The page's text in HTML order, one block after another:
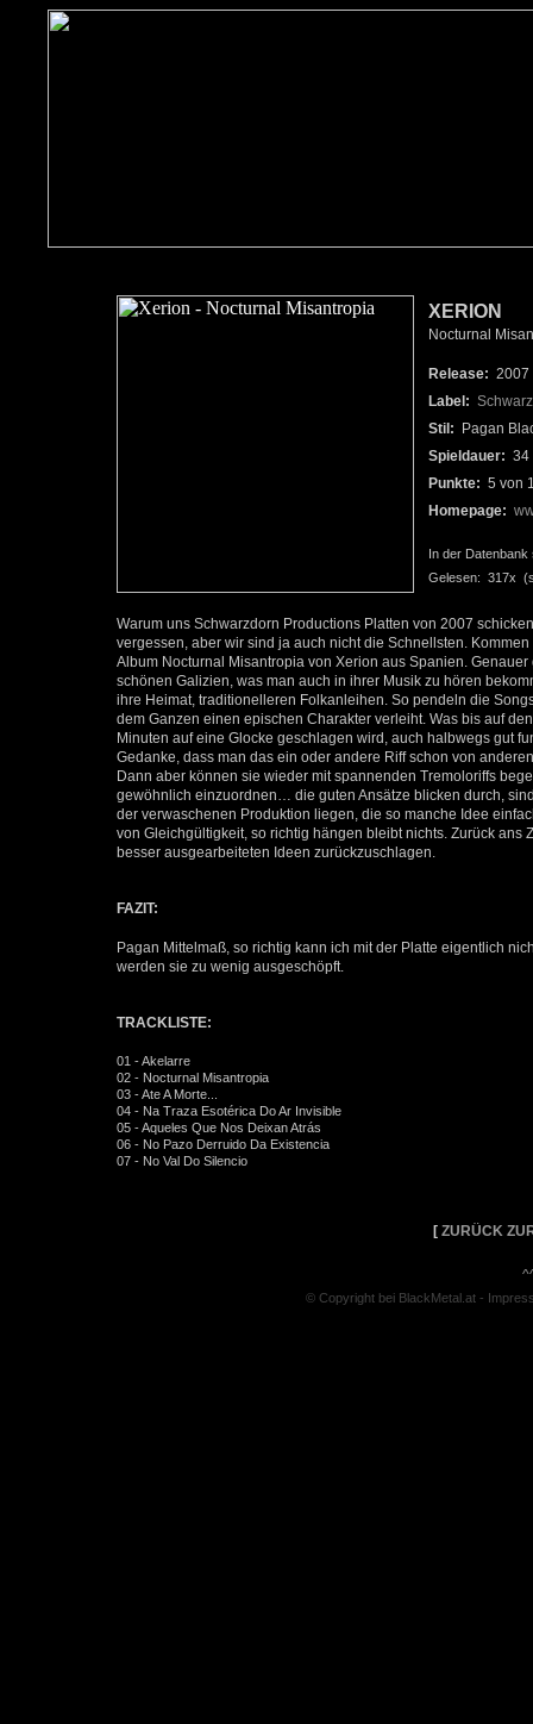
XERION
Nocturnal
Release: 2007
Label:
Stil: Pagan
Spieldauer: 34
Punkte: 5 von
Homepage:
In der Datenbank
Gelesen: 317x
Warum uns Schwarzdorn Productions Platten von 2007
vergessen, aber wir sind ja auch nicht die Schnellsten.
Album Nocturnal Misantropia von Xerion aus Spanien.
schönen Galizien, was man auch in ihrer Musik zu hören
ihre Heimat, traditionelleren Folkanleihen. So pendeln die
dem Ganzen einen epischen Charakter verleiht. Was bis auf
Minuten auf eine Glocke geschlagen wird, auch halbwegs gut
Gedanke, dass man das ein oder andere Riff schon von
Dann aber können sie wieder mit spannenden Tremoloriffs
gewöhnlich einzuordnen… die guten Ansätze blicken durch,
der verwaschenen Produktion liegen, die so manche Idee
von Gleichgültigkeit, so richtig hängen bleibt nichts. Zurück
besser ausgearbeiteten Ideen zurückzuschlagen.
FAZIT:
Pagan Mittelmaß, so richtig kann ich mit der Platte eigentlich
werden sie zu wenig ausgeschöpft.
TRACKLISTE:
01 - Akelarre
02 - Nocturnal Misantropia
03 - Ate A Morte...
04 - Na Traza Esotérica Do Ar Invisible
05 - Aqueles Que Nos Deixan Atrás
06 - No Pazo Derruido Da Existencia
07 - No Val Do Silencio
[ ZURÜCK
© Copyright bei BlackMetal.at -